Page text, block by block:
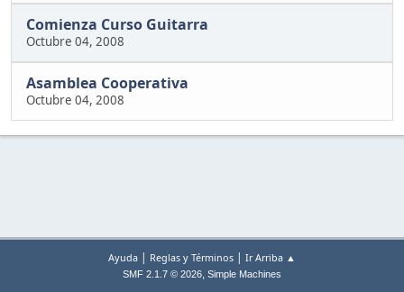
Comienza Curso Guitarra
Octubre 04, 2008
Asamblea Cooperativa
Octubre 04, 2008
Ayuda | Reglas y Términos | Ir Arriba ▲
SMF 2.1.7 © 2026, Simple Machines